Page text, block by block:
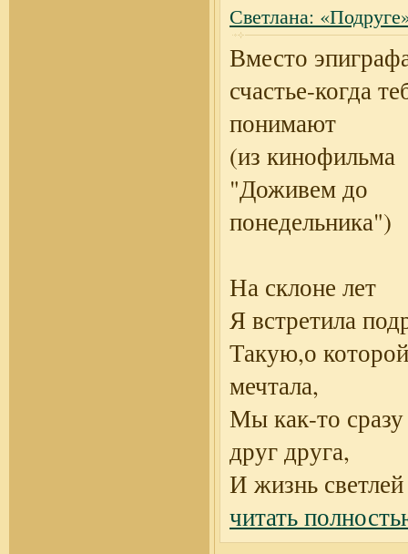
Светлана:
Вместо
счастье-когда
понимают
(из кинофильма
"Доживем до
понедельника")
На склоне лет
Я встретила
Такую,о
мечтала,
Мы как-то
друг друга,
И жизнь
читать